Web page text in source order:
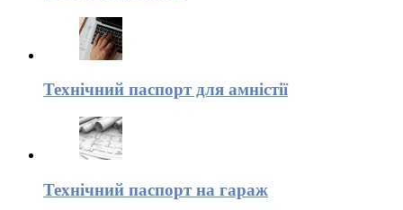
Технічний паспорт для амністії
Технічний паспорт на гараж